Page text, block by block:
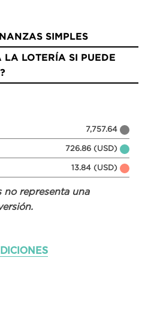
SIMPLES
LA LOTERÍA SI PUEDE
7,757.64
726.86 (USD)
13.84 (USD)
no representa una